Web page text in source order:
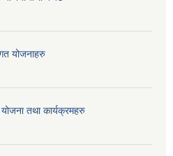
योजनाहरु
तथा कार्यक्रमहरु